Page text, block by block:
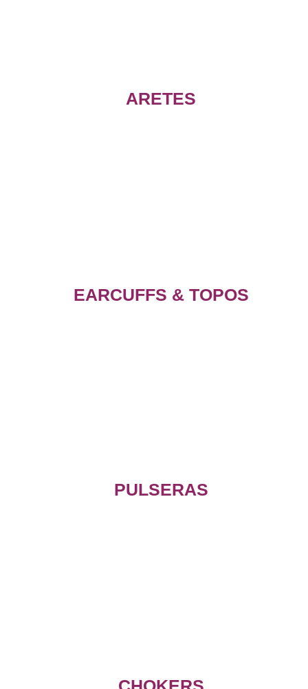
ARETES
EARCUFFS & TOPOS
PULSERAS